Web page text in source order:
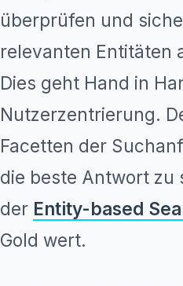
überprüfen und
relevanten Entitäten
Dies geht Hand in
Nutzerzentrierung.
Facetten der
die beste Antwort zu
der Entity-based
Gold wert.